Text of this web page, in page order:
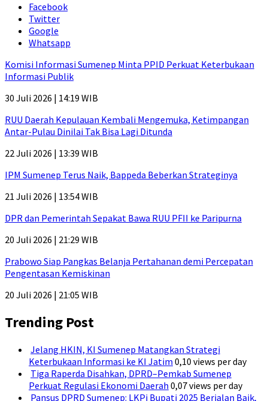
Facebook
Twitter
Google
Whatsapp
Komisi Informasi Sumenep Minta PPID Perkuat Keterbukaan
Informasi Publik
30 Juli 2026 | 14:19 WIB
RUU Daerah Kepulauan Kembali Mengemuka, Ketimpangan
Antar-Pulau Dinilai Tak Bisa Lagi Ditunda
22 Juli 2026 | 13:39 WIB
IPM Sumenep Terus Naik, Bappeda Beberkan Strateginya
21 Juli 2026 | 13:54 WIB
DPR dan Pemerintah Sepakat Bawa RUU PFII ke Paripurna
20 Juli 2026 | 21:29 WIB
Prabowo Siap Pangkas Belanja Pertahanan demi Percepatan
Pengentasan Kemiskinan
20 Juli 2026 | 21:05 WIB
Trending Post
Jelang HKIN, KI Sumenep Matangkan Strategi
Keterbukaan Informasi ke KI Jatim 0,10 views per day
Tiga Raperda Disahkan, DPRD–Pemkab Sumenep
Perkuat Regulasi Ekonomi Daerah 0,07 views per day
Pansus DPRD Sumenep: LKPj Bupati 2025 Berjalan Baik,